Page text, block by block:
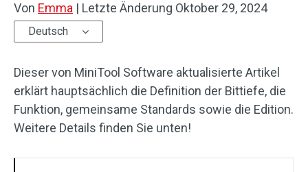
Von Emma | Letzte Änderung Oktober 29, 2024
Deutsch
Dieser von MiniTool Software aktualisierte Artikel
erklärt hauptsächlich die Definition der Bittiefe, die
Funktion, gemeinsame Standards sowie die Edition.
Weitere Details finden Sie unten!